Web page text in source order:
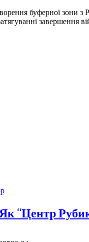
буферної
завершення
Як “Центр